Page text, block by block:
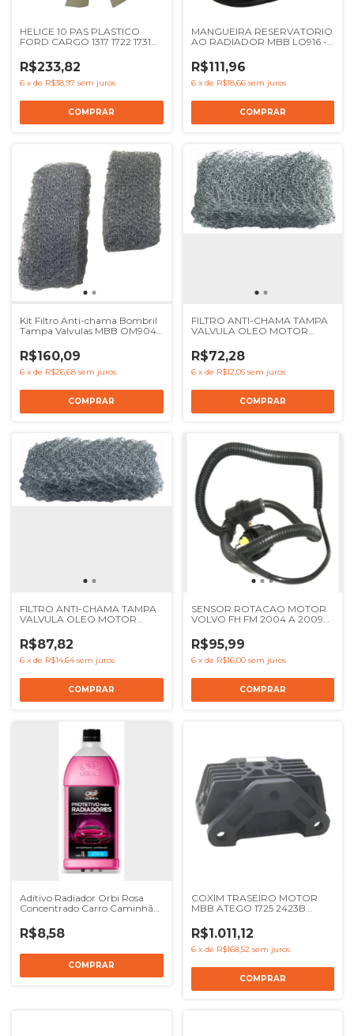
HELICE 10 PAS PLASTICO
FORD CARGO 1317 1722 1731
REF 2SL121303 96HU8600AA
96TU8600A 1932055
R$233,82
6 x de R$38,97 sem juros
MANGUEIRA RESERVATORIO
AO RADIADOR MBB LO916 -
R$111,96
6 x de R$18,66 sem juros
Kit Filtro Anti-chama Bombril
Tampa Valvulas MBB OM904
9040160234
R$160,09
6 x de R$26,68 sem juros
FILTRO ANTI-CHAMA TAMPA
VALVULA OLEO MOTOR
- REF 9040160134
R$72,28
6 x de R$12,05 sem juros
FILTRO ANTI-CHAMA TAMPA
VALVULA OLEO MOTOR
REF 9040160234
R$87,82
6 x de R$14,64 sem juros
SENSOR ROTACAO MOTOR
VOLVO FH FM 2004 A 2009
R$95,99
6 x de R$16,00 sem juros
Aditivo Radiador Orbi Rosa
Concentrado Carro Caminhão
R$8,58
COXIM TRASEIRO MOTOR
MBB ATEGO 1725 2423B
R3308
R$1.011,12
6 x de R$168,52 sem juros